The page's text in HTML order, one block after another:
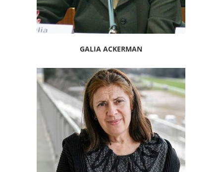
GALIA ACKERMAN